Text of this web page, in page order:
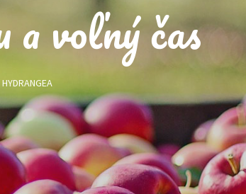
voľný čas
HYDRANGEA